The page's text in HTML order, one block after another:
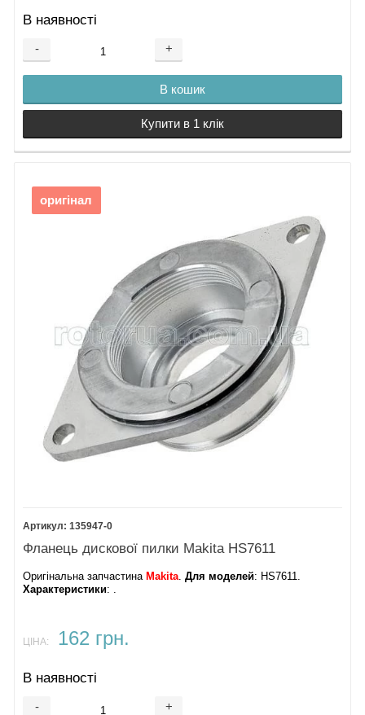
В наявності
- +
В кошик
Купити в 1 клік
оригінал
135947-0
Фланець дискової пилки Makita HS7611
Оригінальна запчастина Makita .Для моделей: HS7611.
Характеристики: .
ЦІНА: 162 грн.
В наявності
- +